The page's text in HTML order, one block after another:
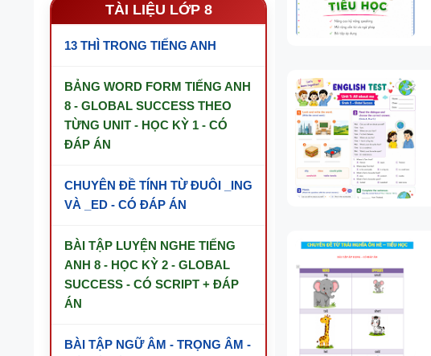
TÀI LIỆU LỚP 8
13 THÌ TRONG TIẾNG ANH
BẢNG WORD FORM TIẾNG ANH
8 - GLOBAL SUCCESS THEO
TỪNG UNIT - HỌC KỲ 1 - CÓ
ĐÁP ÁN
CHUYÊN ĐỀ TÍNH TỪ ĐUÔI _ING
VÀ _ED - CÓ ĐÁP ÁN
BÀI TẬP LUYỆN NGHE TIẾNG
ANH 8 - HỌC KỲ 2 - GLOBAL
SUCCESS - CÓ SCRIPT + ĐÁP
ÁN
BÀI TẬP NGỮ ÂM - TRỌNG ÂM -